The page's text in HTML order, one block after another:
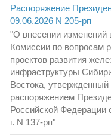
Распоряжение
09.06.2026 N 205-рп
"О внесении изменений
Комиссии по вопросам
проектов развития
инфраструктуры
Востока, утвержденный
распоряжением
Российской Федерации
г. N 137-рп"